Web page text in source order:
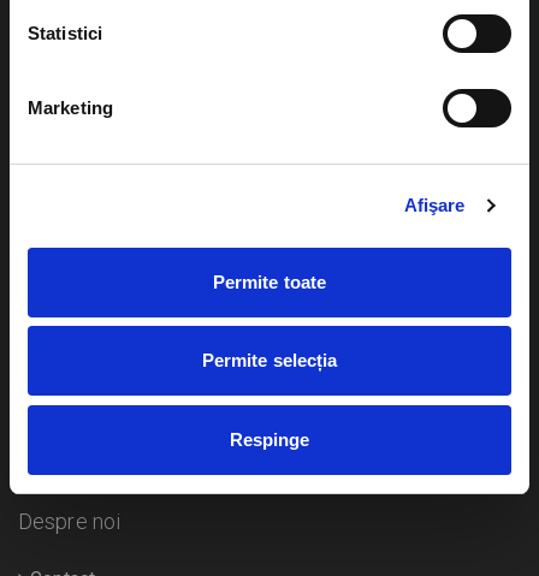
Statistici
Marketing
Afişare
Permite toate
Permite selecția
Respinge
Plata online sau cash
Livrare prin curier
Duplicare bilete
Concerte si
Despre noi